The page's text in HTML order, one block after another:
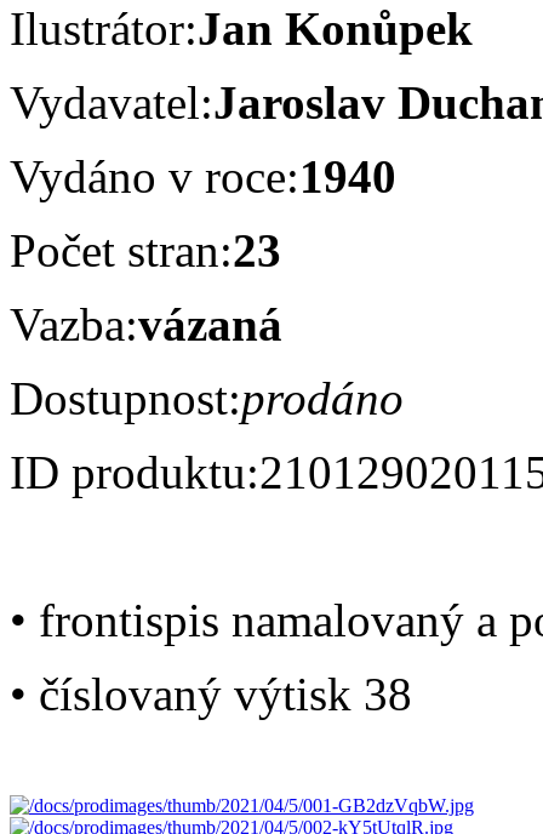
Ilustrátor:Jan Konůpek
Vydavatel:Jaroslav
Vydáno v roce:1940
Počet stran:23
Vazba:vázaná
Dostupnost:prodáno
ID produktu:
• frontispis namalovaný a
• číslovaný výtisk 38